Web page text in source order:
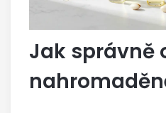
Jak správně